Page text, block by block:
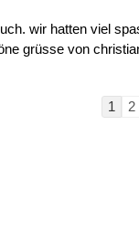
wir hatten viel
grüsse von
1 2